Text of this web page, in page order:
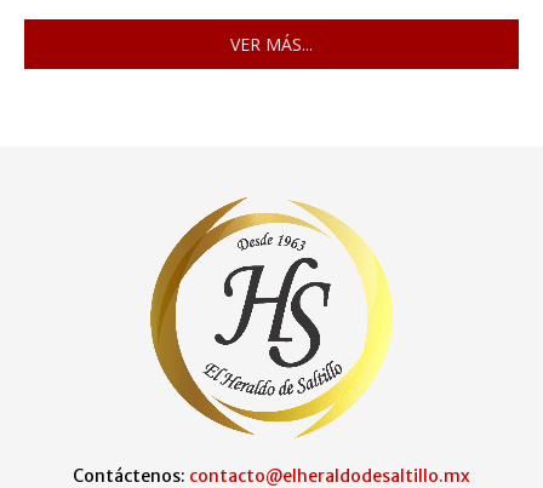
VER MÁS...
Contáctenos: contacto@elheraldodesaltillo.mx